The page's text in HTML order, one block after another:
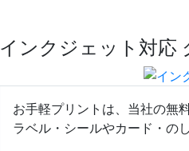
インクジェット対応
お手軽プリントは、当社の無
ラベル・シールやカード・の